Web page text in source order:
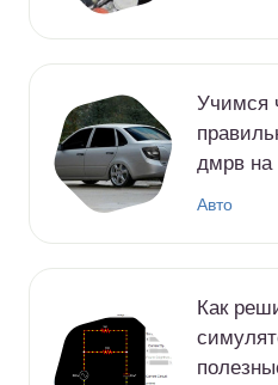
Учимся
дмрв на
Авто
Как